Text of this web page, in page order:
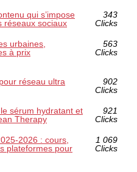
qui s’impose
réseaux sociaux
343
Clicks
urbaines,
à prix
563
Clicks
réseau ultra
902
Clicks
sérum hydratant et
Therapy
921
Clicks
2026 : cours,
plateformes pour
1 069
Clicks